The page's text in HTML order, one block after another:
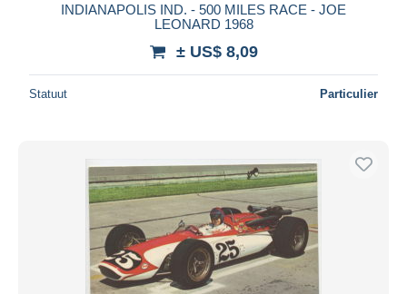
INDIANAPOLIS IND. - 500 MILES RACE - JOE
LEONARD 1968
± US$ 8,09
Statuut Particulier